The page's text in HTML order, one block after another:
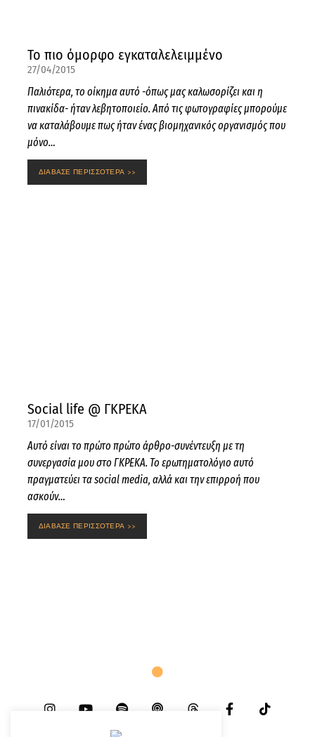
Το πιο όμορφο εγκαταλελειμμένο
27/04/2015
Παλιότερα, το οίκημα αυτό -όπως μας καλωσορίζει και η
πινακίδα- ήταν λεβητοποιείο. Από τις φωτογραφίες μπορούμε
να καταλάβουμε πως ήταν ένας βιομηχανικός οργανισμός που
μόνο…
ΔΙΑΒΑΣΕ ΠΕΡΙΣΣΟΤΕΡΑ >>
Social life @ ΓΚΡΕΚΑ
17/01/2015
Αυτό είναι το πρώτο πρώτο άρθρο-συνέντευξη με τη
συνεργασία μου στο ΓΚΡΕΚΑ. Το ερωτηματολόγιο αυτό
πραγματεύει τα social media, αλλά και την επιρροή που
ασκούν…
ΔΙΑΒΑΣΕ ΠΕΡΙΣΣΟΤΕΡΑ >>